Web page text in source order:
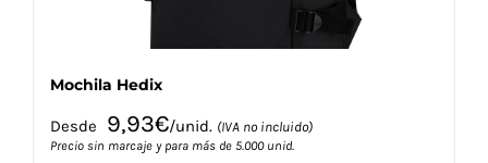
Mochila Hedix
Desde 9,93€/unid. (IVA no incluido)
Precio sin marcaje y para más de 5.000 unid.